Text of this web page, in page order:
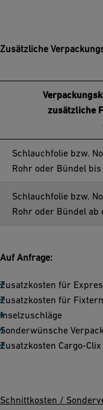
Zusätzliche
zusätzliche
Schlauchfolie bzw.
Rohr oder Bündel bis
Schlauchfolie bzw.
Rohr oder Bündel ab
Auf Anfrage:
Zusatzkosten für
Zusatzkosten für
Inselzuschläge
Sonderwünsche
Zusatzkosten Cargo-Clix
Schnittkosten /